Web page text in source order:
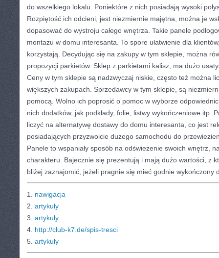
do wszelkiego lokalu. Poniektóre z nich posiadają wysoki
Rozpiętość ich odcieni, jest niezmiernie majętna, można je
dopasować do wystroju całego wnętrza. Takie panele
montażu w domu interesanta. To spore ułatwienie dla
korzystają. Decydując się na zakupy w tym sklepie, można
propozycji parkietów. Sklep z parkietami kalisz, ma dużo
Ceny w tym sklepie są nadzwyczaj niskie, często też można
większych zakupach. Sprzedawcy w tym sklepie, są
pomocą. Wolno ich poprosić o pomoc w wyborze
nich dodatków, jak podkłady, folie, listwy wykończeniowe itp.
liczyć na alternatywę dostawy do domu interesanta, co jest
posiadających przyzwoicie dużego samochodu do
Panele to wspaniały sposób na odświeżenie swoich wnętrz,
charakteru. Bajecznie się prezentują i mają dużo wartości, z
bliżej zaznajomić, jeżeli pragnie się mieć godnie wykończony
1. nawigacja
2. artykuly
3. artykuly
4. http://club-k7.de/spis-tresci
5. artykuly